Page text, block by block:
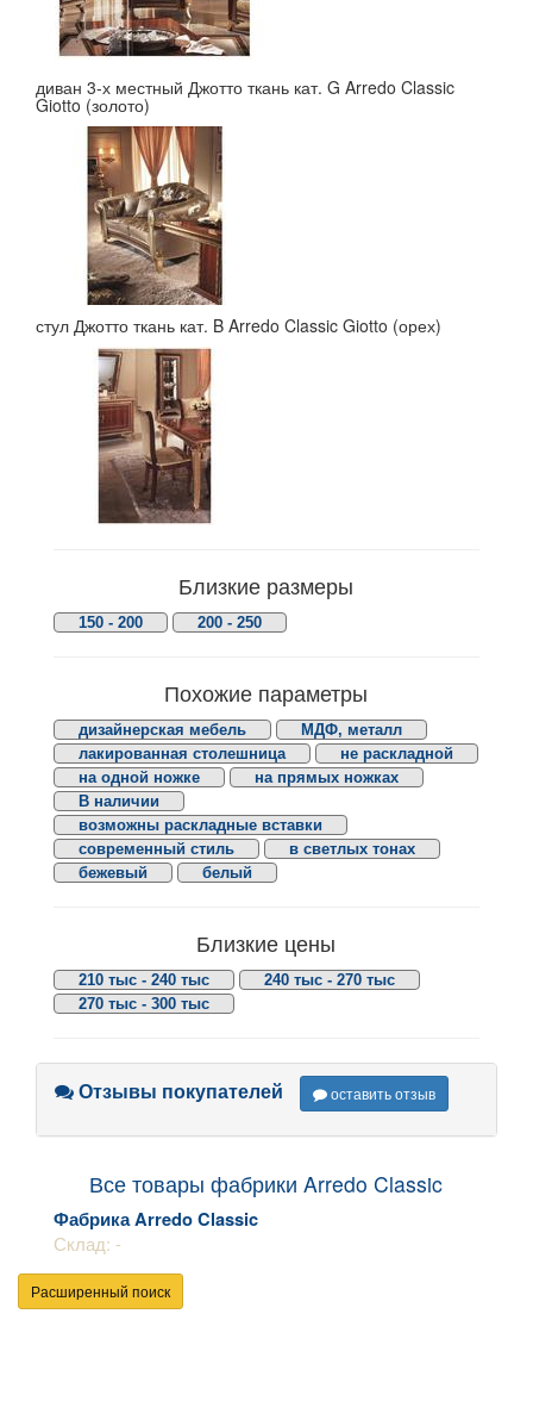
диван 3-х местный Джотто ткань кат. G Arredo Classic
Giotto (золото)
стул Джотто ткань кат. B Arredo Classic Giotto (орех)
Близкие размеры
150 - 200 200 - 250
Похожие параметры
дизайнерская мебель
МДФ, металл
лакированная столешница
не раскладной
на одной ножке
на прямых ножках
В наличии
возможны раскладные вставки
современный стиль
в светлых тонах
бежевый
белый
Близкие цены
210 тыс - 240 тыс
240 тыс - 270 тыс
270 тыс - 300 тыс
Отзывы покупателей оставить отзыв
Все товары фабрики Arredo Classic
Фабрика Arredo Classic
Склад: -
Расширенный поиск